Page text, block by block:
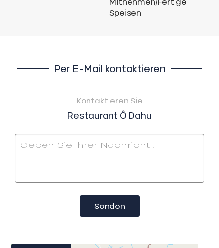
Speisen
Per E-Mail kontaktieren
Kontaktieren Sie
Restaurant Ô Dahu
Senden